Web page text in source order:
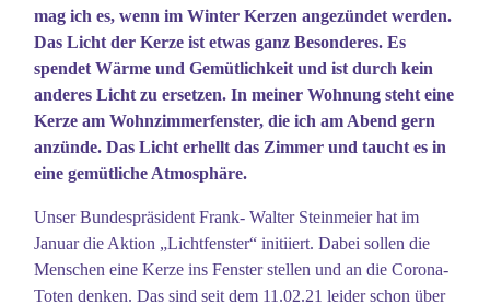
mag ich es, wenn im Winter Kerzen angezündet werden.
Das Licht der Kerze ist etwas ganz Besonderes. Es
spendet Wärme und Gemütlichkeit und ist durch kein
anderes Licht zu ersetzen. In meiner Wohnung steht eine
Kerze am Wohnzimmerfenster, die ich am Abend gern
anzünde. Das Licht erhellt das Zimmer und taucht es in
eine gemütliche Atmosphäre.
Unser Bundespräsident Frank- Walter Steinmeier hat im
Januar die Aktion „Lichtfenster“ initiiert. Dabei sollen die
Menschen eine Kerze ins Fenster stellen und an die Corona-
Toten denken. Das sind seit dem 11.02.21 leider schon über